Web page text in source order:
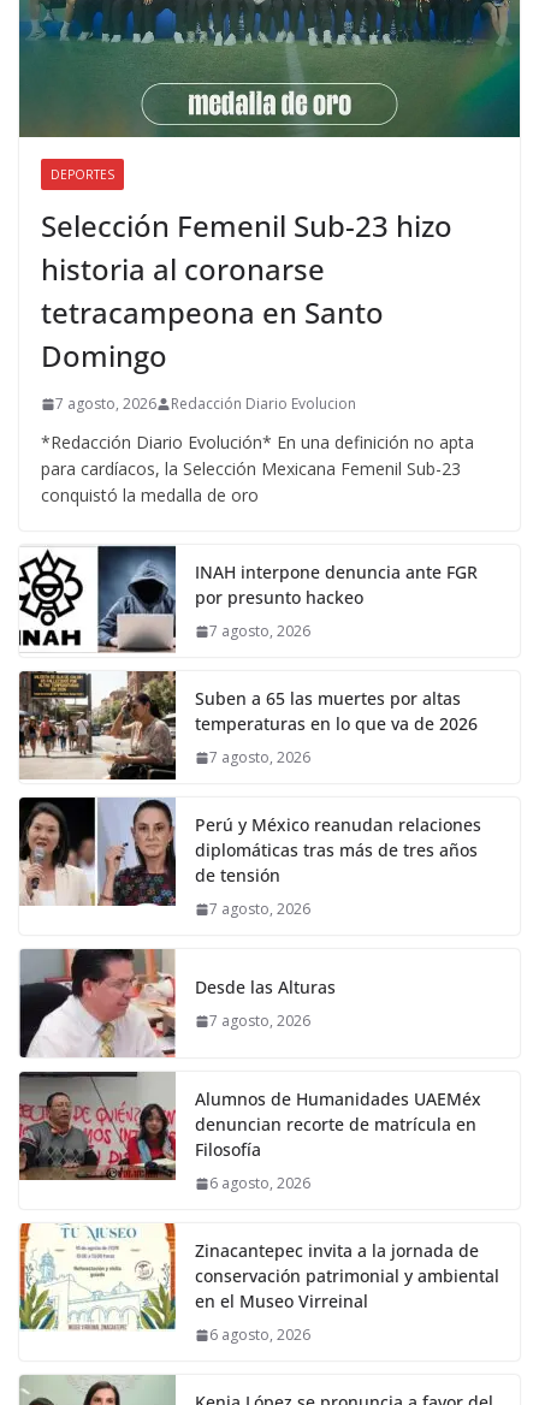
DEPORTES
Selección Femenil Sub-23 hizo
historia al coronarse
tetracampeona en Santo
Domingo
7 agosto, 2026 Redacción Diario Evolucion
*Redacción Diario Evolución* En una definición no apta
para cardíacos, la Selección Mexicana Femenil Sub-23
conquistó la medalla de oro
INAH interpone denuncia ante FGR
por presunto hackeo
7 agosto, 2026
Suben a 65 las muertes por altas
temperaturas en lo que va de 2026
7 agosto, 2026
Perú y México reanudan relaciones
diplomáticas tras más de tres años
de tensión
7 agosto, 2026
Desde las Alturas
7 agosto, 2026
Alumnos de Humanidades UAEMéx
denuncian recorte de matrícula en
Filosofía
6 agosto, 2026
Zinacantepec invita a la jornada de
conservación patrimonial y ambiental
en el Museo Virreinal
6 agosto, 2026